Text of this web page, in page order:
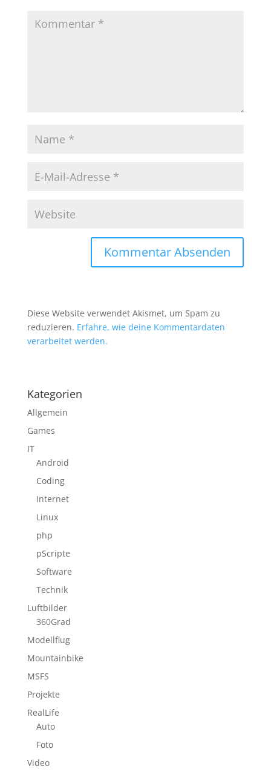
Diese Website verwendet Akismet, um Spam zu
reduzieren. Erfahre, wie deine Kommentardaten
verarbeitet werden.
Kategorien
Allgemein
Games
IT
Android
Coding
Internet
Linux
php
pScripte
Software
Technik
Luftbilder
360Grad
Modellflug
Mountainbike
MSFS
Projekte
RealLife
Auto
Foto
Video